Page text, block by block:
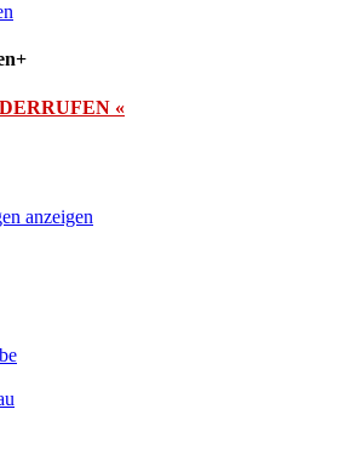
+
«
anzeigen